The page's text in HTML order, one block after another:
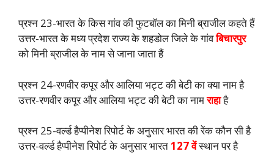
प्रश्न 23-भारत के किस गांव की फुटबॉल का मिनी ब्राजील कहते हैं
उत्तर-भारत के मध्य प्रदेश राज्य के शहडोल जिले के गांवबिचारपुर
को मिनी ब्राजील के नाम से जाना जाता हैं
प्रश्न 24-रणवीर कपूर और आलिया भट्ट की बेटी का क्या नाम है
उत्तर-रणवीर कपूर और आलिया भट्ट की बेटी का नामराहाहै
प्रश्न 25-वर्ल्ड हैप्पीनेश रिपोर्ट के अनुसार भारत की रेंक कौन सी है
उत्तर-वर्ल्ड हैप्पीनेश रिपोर्ट के अनुसार भारत127 वेंस्थान पर है